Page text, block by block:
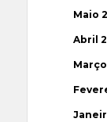
Maio
Abril